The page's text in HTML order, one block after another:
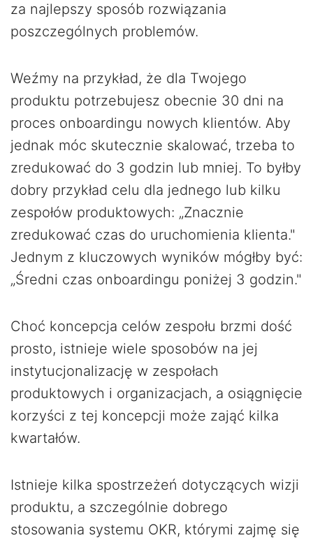
za najlepszy sposób rozwiązania
poszczególnych problemów.
Weźmy na przykład, że dla Twojego
produktu potrzebujesz obecnie 30 dni na
proces onboardingu nowych klientów. Aby
jednak móc skutecznie skalować, trzeba to
zredukować do 3 godzin lub mniej. To byłby
dobry przykład celu dla jednego lub kilku
zespołów produktowych: „Znacznie
zredukować czas do uruchomienia klienta."
Jednym z kluczowych wyników mógłby być:
„Średni czas onboardingu poniżej 3 godzin."
Choć koncepcja celów zespołu brzmi dość
prosto, istnieje wiele sposobów na jej
instytucjonalizację w zespołach
produktowych i organizacjach, a osiągnięcie
korzyści z tej koncepcji może zająć kilka
kwartałów.
Istnieje kilka spostrzeżeń dotyczących wizji
produktu, a szczególnie dobrego
stosowania systemu OKR, którymi zajmę się